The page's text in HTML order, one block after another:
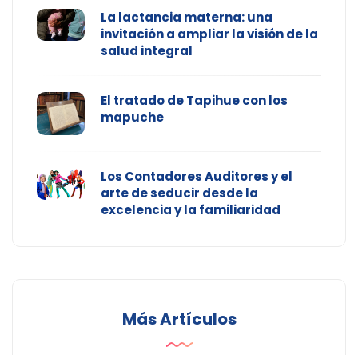
La lactancia materna: una
invitación a ampliar la visión de la
salud integral
El tratado de Tapihue con los
mapuche
Los Contadores Auditores y el
arte de seducir desde la
excelencia y la familiaridad
Más Artículos